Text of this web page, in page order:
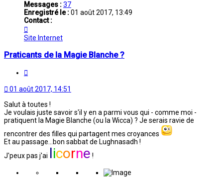
Messages :37
Enregistré le :01 août 2017, 13:49
Contact :
PassionMagieBlanche
Site Internet
Praticants de la Magie Blanche ?
01 août 2017, 14:51
Salut à toutes !
Je voulais juste savoir s'il y en a parmi vous qui - comme moi -
pratiquent la Magie Blanche (ou la Wicca) ? Je serais ravie de
rencontrer des filles qui partagent mes croyances
Et au passage...bon sabbat de Lughnasadh !
J'peux pas j'ai licorne !